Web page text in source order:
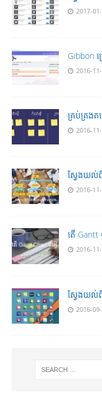
2017-
Gibbon
2016-
គ្រប់គ្រងគ
2016-
ស្វែងយល់
2016-
តើ Gantt
2016-
ស្វែងយល់
2016-